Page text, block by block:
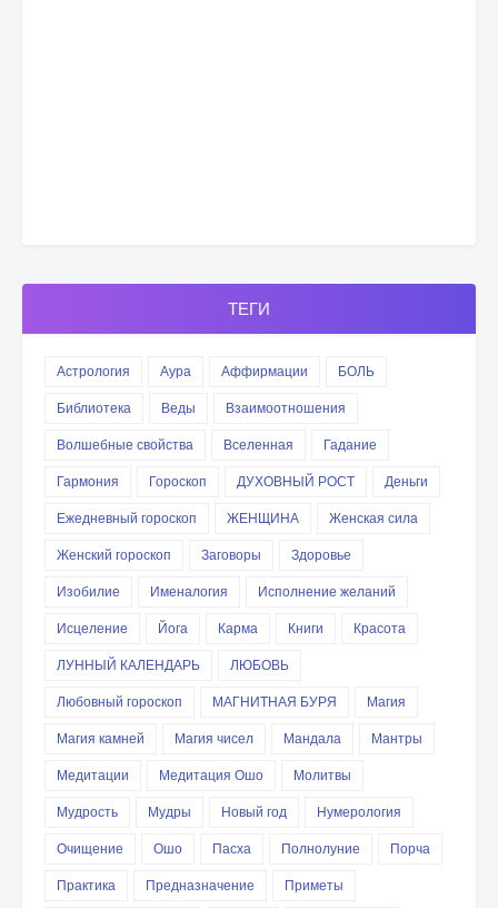
ТЕГИ
Астрология Аура Аффирмации
БОЛЬ
Библиотека
Веды
Взаимоотношения
Волшебные свойства
Вселенная
Гадание
Гармония
Гороскоп ДУХОВНЫЙ РОСТ
Деньги
Ежедневный гороскоп
ЖЕНЩИНА
Женская сила
Женский гороскоп
Заговоры
Здоровье
Изобилие
Именалогия
Исполнение желаний
Исцеление
Йога Карма Книги
Красота
ЛУННЫЙ КАЛЕНДАРЬ
ЛЮБОВЬ
Любовный гороскоп
МАГНИТНАЯ БУРЯ
Магия
Магия камней
Магия чисел Мандала
Мантры
Медитации
Медитация Ошо
Молитвы
Мудрость
Мудры Новый год
Нумерология
Очищение
Ошо Пасха Полнолуние
Порча
Практика
Предназначение
Приметы